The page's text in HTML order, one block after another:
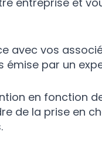
avec vos
émise par un
en fonction
de la prise en